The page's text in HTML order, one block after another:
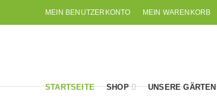
MEIN BENUTZERKONTO MEIN WARENKORB
STARTSEITE SHOP UNSERE GÄRTEN